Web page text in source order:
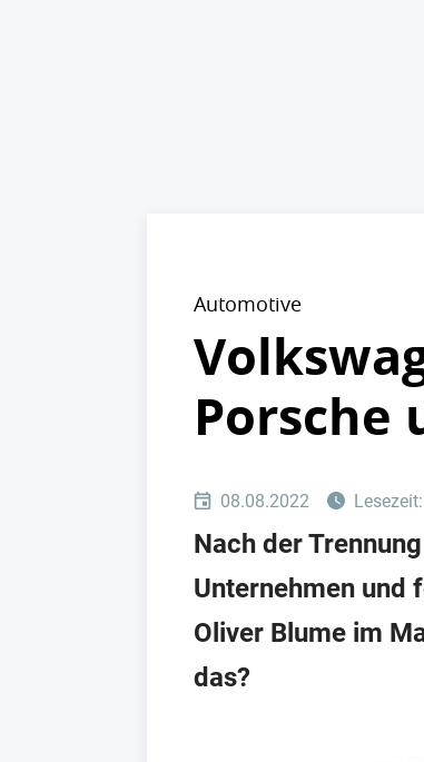
Automotive
Porsche
08.08.2022
Nach der
Unternehmen und
Oliver Blume im
das?